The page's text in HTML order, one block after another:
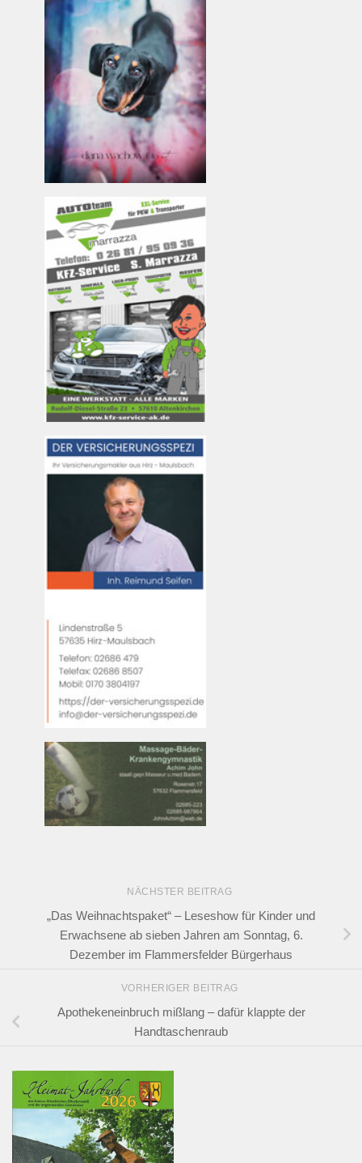
NÄCHSTER BEITRAG
„Das Weihnachtspaket“ – Leseshow für Kinder und
Erwachsene ab sieben Jahren am Sonntag, 6.
Dezember im Flammersfelder Bürgerhaus
VORHERIGER BEITRAG
Apothekeneinbruch mißlang – dafür klappte der
Handtaschenraub